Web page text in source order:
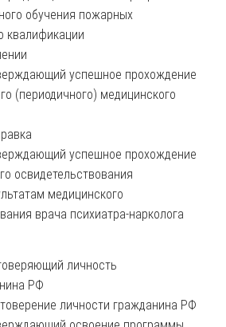
обучения пожарных
квалификации
успешное прохождение
(периодичного) медицинского
успешное прохождение
освидетельствования
медицинского
врача психиатра-нарколога
личность
РФ
личности гражданина РФ